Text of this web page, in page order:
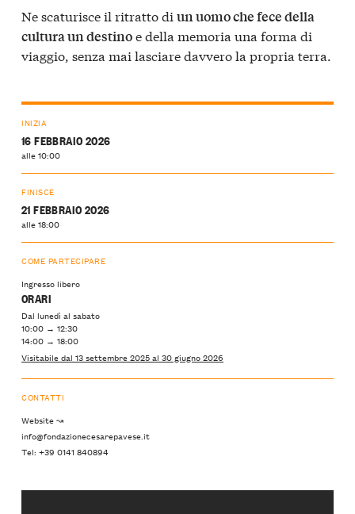
Ne scaturisce il ritratto di un uomo che fece della
cultura un destinoe della memoria una forma di
viaggio, senza mai lasciare davvero la propria terra.
INIZIA
16 FEBBRAIO 2026
alle 10:00
FINISCE
21 FEBBRAIO 2026
alle 18:00
COME PARTECIPARE
Ingresso libero
ORARI
Dal lunedì al sabato
10:00 → 12:30
14:00 → 18:00
Visitabile dal 13 settembre 2025 al 30 giugno 2026
CONTATTI
Website ↝
info@fondazionecesarepavese.it
Tel: +39 0141 840894